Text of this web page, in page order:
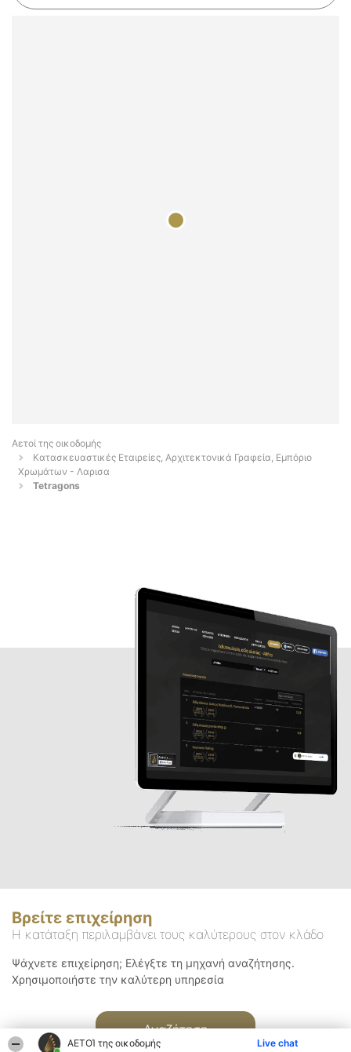
ΑΕΤΟΊ της οικοδομής Live chat
Αετοί της οικοδομής
Κατασκευαστικές Εταιρείες, Αρχιτεκτονικά Γραφεία, Εμπόριο
Χρωμάτων - Λαρισα
Tetragons
Βρείτε επιχείρηση
Η κατάταξη περιλαμβάνει τους καλύτερους στον κλάδο
Ψάχνετε επιχείρηση; Ελέγξτε τη μηχανή αναζήτησης.
Χρησιμοποιήστε την καλύτερη υπηρεσία
Αναζήτηση